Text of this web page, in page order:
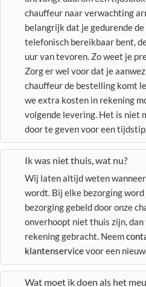
chauffeur naar verwachting
belangrijk dat je gedurende
telefonisch bereikbaar bent,
uur van tevoren. Zo weet je
Zorg er wel voor dat je
chauffeur de bestelling komt
we extra kosten in rekening
volgende levering. Het is niet
door te geven voor een
Ik was niet thuis, wat nu?
Wij laten altijd weten
wordt. Bij elke bezorging
bezorging gebeld door onze
onverhoopt niet thuis zijn,
rekening gebracht. Neem
klantenservicevoor een
Wat moet ik doen als het